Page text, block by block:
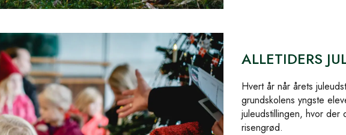
ALLETIDERS
Hvert år når årets
grundskolens yngste
juleudstillingen, hvor der
risengrød.